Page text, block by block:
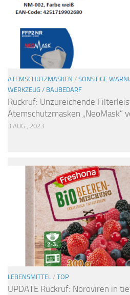
ATEMSCHUTZMASKEN / SONSTIGE
WERKZEUG / BAUBEDARF
Rückruf: Unzureichende
Atemschutzmasken „NeoMask“
3 AUG., 2023
LEBENSMITTEL / TOP
UPDATE Rückruf: Noroviren in